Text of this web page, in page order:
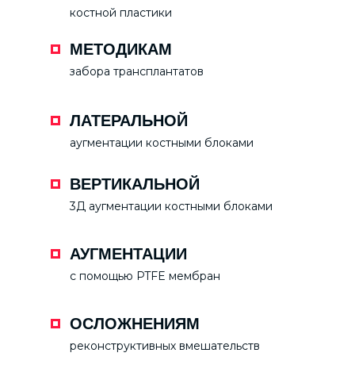
костной пластики
МЕТОДИКАМ
забора трансплантатов
ЛАТЕРАЛЬНОЙ
аугментации костными блоками
ВЕРТИКАЛЬНОЙ
3Д аугментации костными блоками
АУГМЕНТАЦИИ
с помощью PTFE мембран
ОСЛОЖНЕНИЯМ
реконструктивных вмешательств